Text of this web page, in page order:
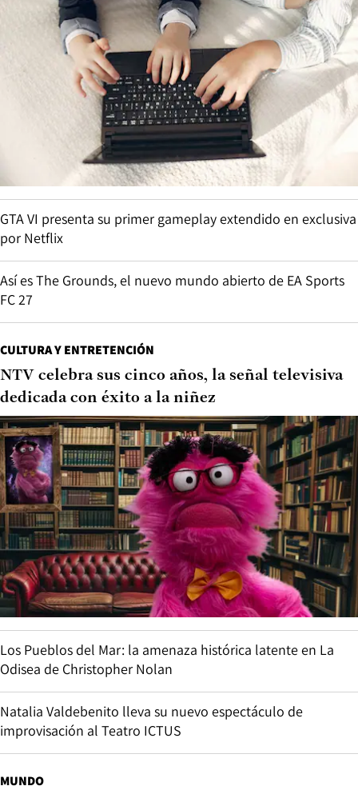
GTA VI presenta su primer gameplay extendido en exclusiva
por Netflix
Así es The Grounds, el nuevo mundo abierto de EA Sports
FC 27
CULTURA Y ENTRETENCIÓN
NTV celebra sus cinco años, la señal televisiva
dedicada con éxito a la niñez
Los Pueblos del Mar: la amenaza histórica latente en La
Odisea de Christopher Nolan
Natalia Valdebenito lleva su nuevo espectáculo de
improvisación al Teatro ICTUS
MUNDO